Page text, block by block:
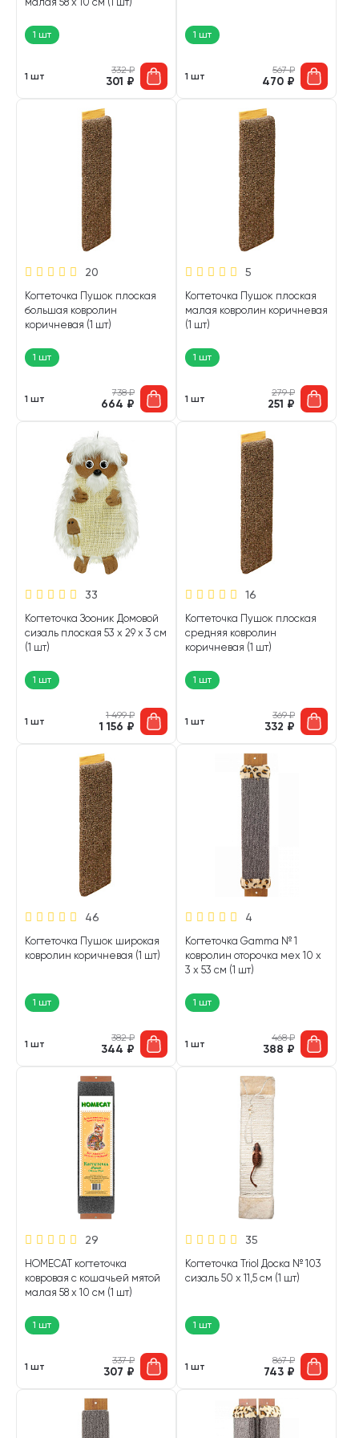
1 шт
1 шт
332₽
301 ₽
1 шт
1 шт
567₽
470 ₽
20
Когтеточка Пушок плоская
большая ковролин
коричневая (1 шт)
1 шт
1 шт
738₽
664 ₽
5
Когтеточка Пушок плоская
малая ковролин коричневая
(1 шт)
1 шт
1 шт
279₽
251 ₽
33
Когтеточка Зооник Домовой
сизаль плоская 53 х 29 х 3 см
(1 шт)
1 шт
1 шт
1 499₽
1 156 ₽
16
Когтеточка Пушок плоская
средняя ковролин
коричневая (1 шт)
1 шт
1 шт
369₽
332 ₽
46
Когтеточка Пушок широкая
ковролин коричневая (1 шт)
1 шт
1 шт
382₽
344 ₽
4
Когтеточка Gamma № 1
ковролин оторочка мех 10 х
3 х 53 см (1 шт)
1 шт
1 шт
468₽
388 ₽
29
HOMECAT когтеточка
ковровая с кошачьей мятой
малая 58 х 10 см (1 шт)
1 шт
1 шт
337₽
307 ₽
35
Когтеточка Triol Доска № 103
сизаль 50 х 11,5 см (1 шт)
1 шт
1 шт
867₽
743 ₽